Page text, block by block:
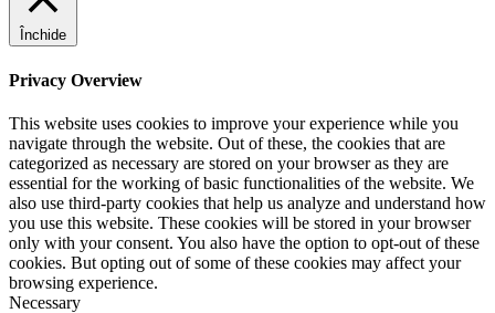
Închide
Privacy Overview
This website uses cookies to improve your experience while you
navigate through the website. Out of these, the cookies that are
categorized as necessary are stored on your browser as they are
essential for the working of basic functionalities of the website. We
also use third-party cookies that help us analyze and understand how
you use this website. These cookies will be stored in your browser
only with your consent. You also have the option to opt-out of these
cookies. But opting out of some of these cookies may affect your
browsing experience.
Necessary